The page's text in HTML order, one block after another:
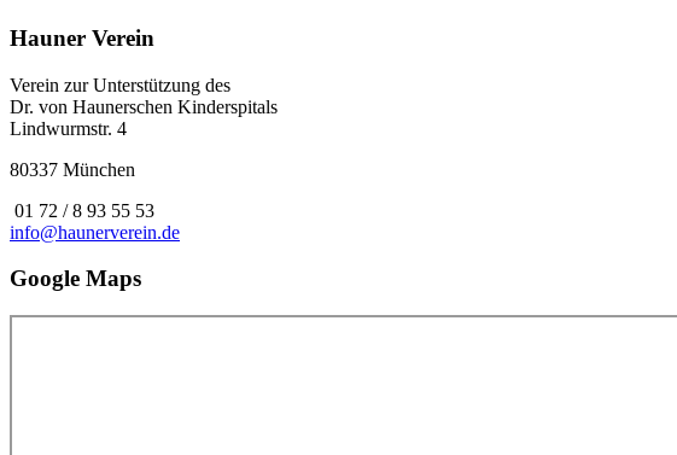
Hauner Verein
Verein zur Unterstützung des
Dr. von Haunerschen Kinderspitals
Lindwurmstr. 4
80337 München
01 72 / 8 93 55 53
info@haunerverein.de
Google Maps